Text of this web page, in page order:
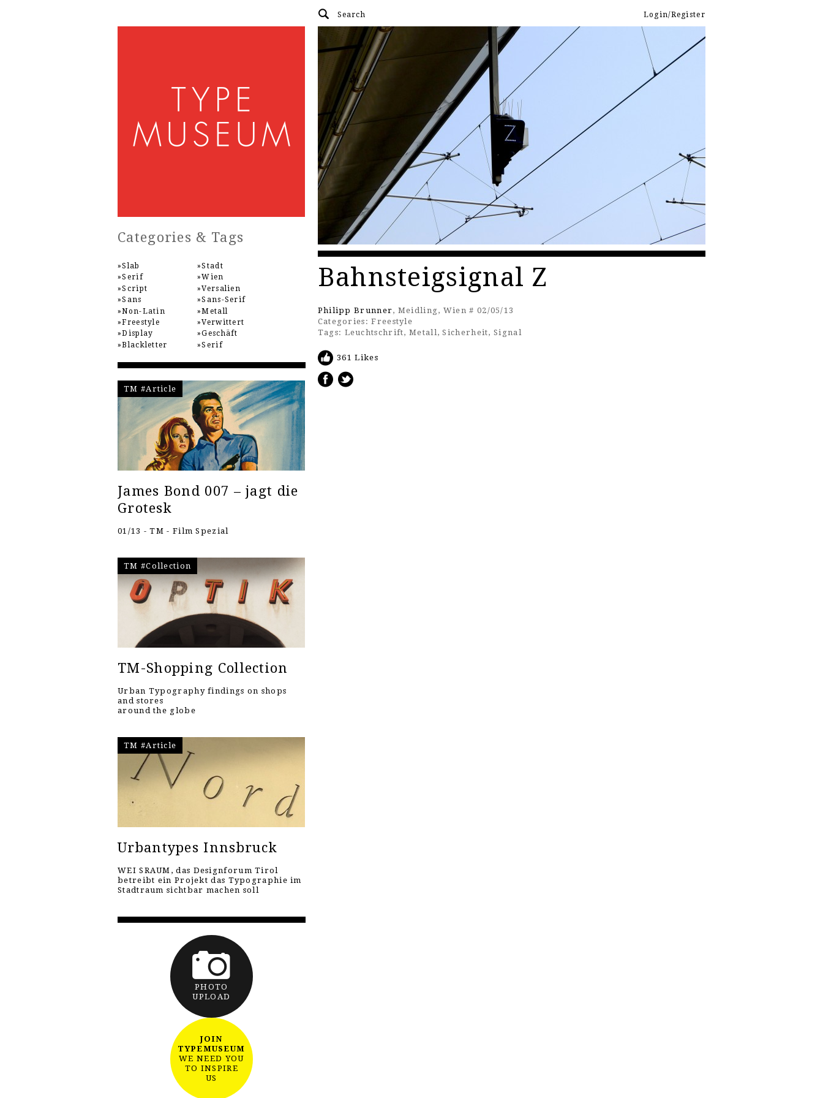
Login/Register
Bahnsteigsignal Z
Philipp Brunner, Meidling, Wien # 02/05/13
Categories: Freestyle
Tags: Leuchtschrift,Metall,Sicherheit,Signal
361 Likes
Categories & Tags
Slab
Serif
Script
Sans
Non-Latin
Freestyle
Display
Blackletter
Stadt
Wien
Versalien
Sans-Serif
Metall
Verwittert
Geschäft
Serif
TM #Article
James Bond 007 – jagt die
Grotesk
01/13 - TM - Film Spezial
TM #Collection
TM-Shopping Collection
Urban Typography findings on shops
and stores
around the globe
TM #Article
Urbantypes Innsbruck
WEI SRAUM, das Designforum Tirol
betreibt ein Projekt das Typographie im
Stadtraum sichtbar machen soll
PHOTO
UPLOAD
JOIN
TYPEMUSEUM
WE NEED YOU
TO INSPIRE
US